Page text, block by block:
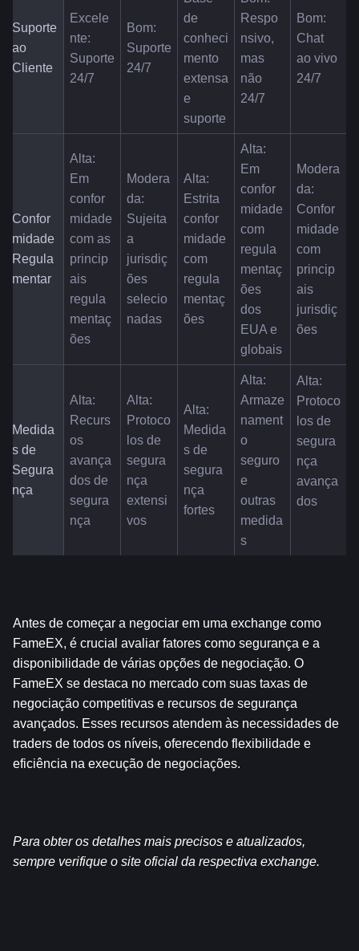
Suporte
ao
Cliente
Excele
nte:
Suporte
24/7
Bom:
Suporte
24/7
de
conheci
mento
extensa
e
suporte
Respo
nsivo,
mas
não
24/7
Bom:
Chat
ao vivo
24/7
Confor
midade
Regula
mentar
Alta:
Em
confor
midade
com as
princip
ais
regula
mentaç
ões
Modera
da:
Sujeita
a
jurisdiç
ões
selecio
nadas
Alta:
Estrita
confor
midade
com
regula
mentaç
ões
Alta:
Em
confor
midade
com
regula
mentaç
ões
dos
EUA e
globais
Modera
da:
Confor
midade
com
princip
ais
jurisdiç
ões
Medida
s de
Segura
nça
Alta:
Recurs
os
avança
dos de
segura
nça
Alta:
Protoco
los de
segura
nça
extensi
vos
Alta:
Medida
s de
segura
nça
fortes
Alta:
Armaze
nament
o
seguro
e
outras
medida
s
Alta:
Protoco
los de
segura
nça
avança
dos
Antes de começar a negociar em uma exchange como
FameEX, é crucial avaliar fatores como segurança e a
disponibilidade de várias opções de negociação. O
FameEX se destaca no mercado com suas taxas de
negociação competitivas e recursos de segurança
avançados. Esses recursos atendem às necessidades de
traders de todos os níveis, oferecendo flexibilidade e
eficiência na execução de negociações.
Para obter os detalhes mais precisos e atualizados,
sempre verifique o site oficial da respectiva exchange.